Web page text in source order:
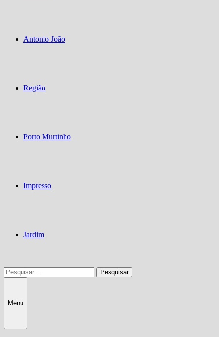
Antonio João
Região
Porto Murtinho
Impresso
Jardim
Pesquisar
por:
Menu